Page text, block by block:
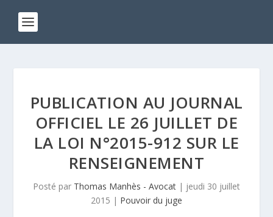
PUBLICATION AU JOURNAL
OFFICIEL LE 26 JUILLET DE
LA LOI N°2015-912 SUR LE
RENSEIGNEMENT
Posté par Thomas Manhès - Avocat | jeudi 30 juillet
2015 | Pouvoir du juge